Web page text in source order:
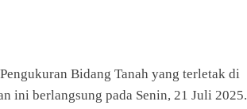
Bidang Tanah yang terletak di
ini berlangsung pada Senin, 21 Juli 2025.